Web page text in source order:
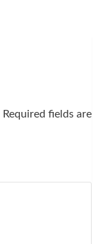
Required fields are